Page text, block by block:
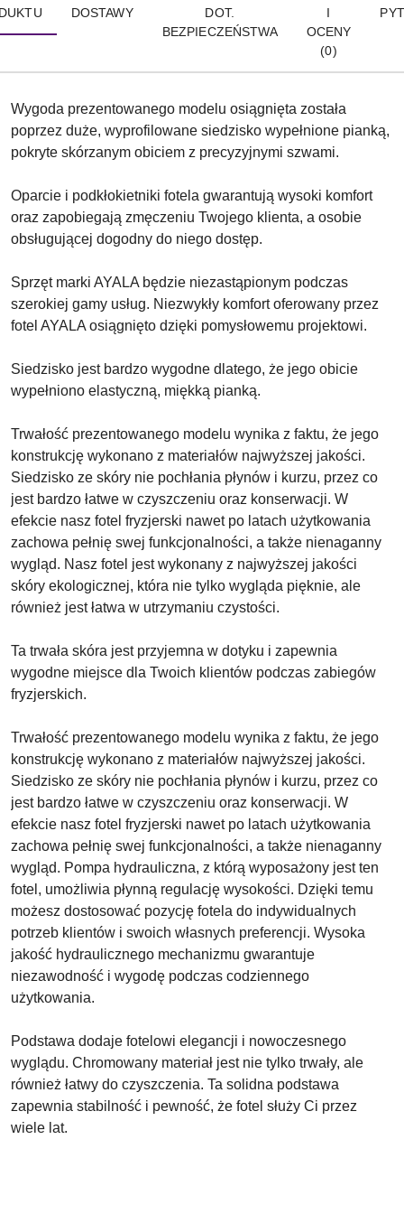
DOSTAWY
DOT.
BEZPIECZEŃSTWA
I
OCENY
(0)
Wygoda prezentowanego modelu osiągnięta została
poprzez duże, wyprofilowane siedzisko wypełnione pianką,
pokryte skórzanym obiciem z precyzyjnymi szwami.
Oparcie i podkłokietniki fotela gwarantują wysoki komfort
oraz zapobiegają zmęczeniu Twojego klienta, a osobie
obsługującej dogodny do niego dostęp.
Sprzęt marki AYALA będzie niezastąpionym podczas
szerokiej gamy usług. Niezwykły komfort oferowany przez
fotel AYALA osiągnięto dzięki pomysłowemu projektowi.
Siedzisko jest bardzo wygodne dlatego, że jego obicie
wypełniono elastyczną, miękką pianką.
Trwałość prezentowanego modelu wynika z faktu, że jego
konstrukcję wykonano z materiałów najwyższej jakości.
Siedzisko ze skóry nie pochłania płynów i kurzu, przez co
jest bardzo łatwe w czyszczeniu oraz konserwacji. W
efekcie nasz fotel fryzjerski nawet po latach użytkowania
zachowa pełnię swej funkcjonalności, a także nienaganny
wygląd. Nasz fotel jest wykonany z najwyższej jakości
skóry ekologicznej, która nie tylko wygląda pięknie, ale
również jest łatwa w utrzymaniu czystości.
Ta trwała skóra jest przyjemna w dotyku i zapewnia
wygodne miejsce dla Twoich klientów podczas zabiegów
fryzjerskich.
Trwałość prezentowanego modelu wynika z faktu, że jego
konstrukcję wykonano z materiałów najwyższej jakości.
Siedzisko ze skóry nie pochłania płynów i kurzu, przez co
jest bardzo łatwe w czyszczeniu oraz konserwacji. W
efekcie nasz fotel fryzjerski nawet po latach użytkowania
zachowa pełnię swej funkcjonalności, a także nienaganny
wygląd. Pompa hydrauliczna, z którą wyposażony jest ten
fotel, umożliwia płynną regulację wysokości. Dzięki temu
możesz dostosować pozycję fotela do indywidualnych
potrzeb klientów i swoich własnych preferencji. Wysoka
jakość hydraulicznego mechanizmu gwarantuje
niezawodność i wygodę podczas codziennego
użytkowania.
Podstawa dodaje fotelowi elegancji i nowoczesnego
wyglądu. Chromowany materiał jest nie tylko trwały, ale
również łatwy do czyszczenia. Ta solidna podstawa
zapewnia stabilność i pewność, że fotel służy Ci przez
wiele lat.